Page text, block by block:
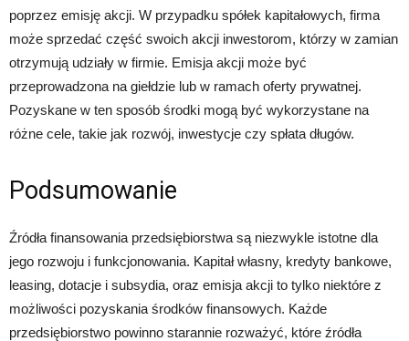
poprzez emisję akcji. W przypadku spółek kapitałowych, firma
może sprzedać część swoich akcji inwestorom, którzy w zamian
otrzymują udziały w firmie. Emisja akcji może być
przeprowadzona na giełdzie lub w ramach oferty prywatnej.
Pozyskane w ten sposób środki mogą być wykorzystane na
różne cele, takie jak rozwój, inwestycje czy spłata długów.
Podsumowanie
Źródła finansowania przedsiębiorstwa są niezwykle istotne dla
jego rozwoju i funkcjonowania. Kapitał własny, kredyty bankowe,
leasing, dotacje i subsydia, oraz emisja akcji to tylko niektóre z
możliwości pozyskania środków finansowych. Każde
przedsiębiorstwo powinno starannie rozważyć, które źródła